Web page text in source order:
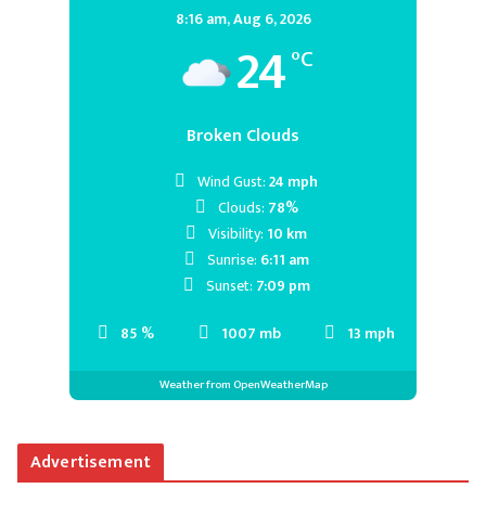
8:16 am,Aug 6, 2026
24°C
Broken Clouds
85 % 1007 mb 13 mph
Wind Gust:24 mph
Clouds: 78%
Visibility: 10 km
Sunrise: 6:11 am
Sunset: 7:09 pm
Weather from OpenWeatherMap
Advertisement